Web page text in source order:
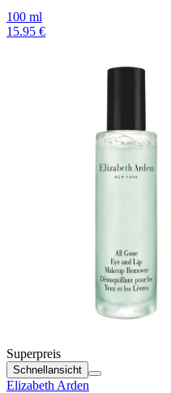
100 ml
15.95 €
Superpreis
Schnellansicht
Elizabeth Arden